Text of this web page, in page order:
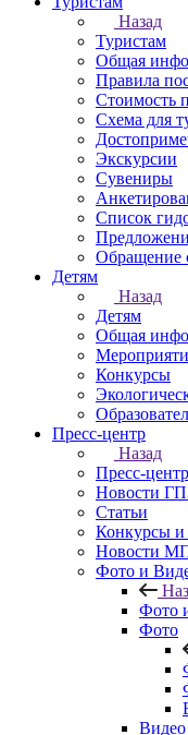
Назад
Туристам
Общая
Правила
Стоимость
Схема для
Экскурсии
Сувениры
Список
Обращение
Детям
Назад
Детям
Общая
Конкурсы
Пресс-центр
Назад
Пресс-центр
Новости
Статьи
Конкурсы и
Новости
Фото и
Фото
Фото
Видео